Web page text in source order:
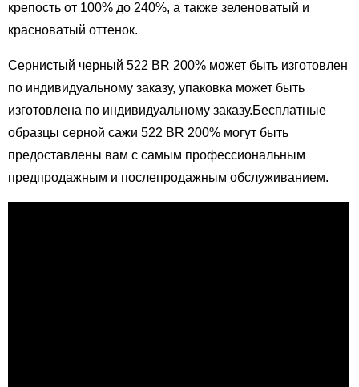
крепость от 100% до 240%, а также зеленоватый и
красноватый оттенок.
Сернистый черный 522 BR 200% может быть изготовлен
по индивидуальному заказу, упаковка может быть
изготовлена ​​по индивидуальному заказу.Бесплатные
образцы серной сажи 522 BR 200% могут быть
предоставлены вам с самым профессиональным
предпродажным и послепродажным обслуживанием.